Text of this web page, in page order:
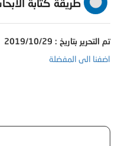
طريقة كتابة
تم التحرير بتاريخ : 2019/10/29
اضفنا الى المفضلة